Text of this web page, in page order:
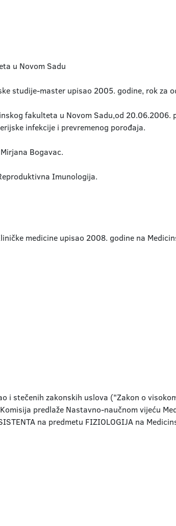
u Novom Sadu
studije-master upisao 2005. godine, rok za
fakulteta u Novom Sadu,od
infekcije i prevremenog porođaja.
Bogavac.
Imunologija.
medicine upisao 2008. godine na
i stečenih zakonskih uslova ("Zakon o
predlaže Nastavno-naučnom vijeću
na predmetu FIZIOLOGIJA na